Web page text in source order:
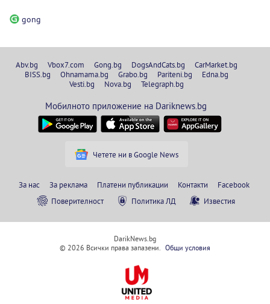
gong
Abv.bg Vbox7.com Gong.bg DogsAndCats.bg
CarMarket.bg
BISS.bg
Ohnamama.bg Grabo.bg Pariteni.bg
Edna.bg
Vesti.bg
Nova.bg Telegraph.bg
Мобилното приложение на Dariknews.bg
Четете ни в Google News
За нас За реклама Платени публикации Контакти
Facebook
Поверителност
Политика ЛД Известия
DarikNews.bg
© 2026 Всички права запазени. Общи условия